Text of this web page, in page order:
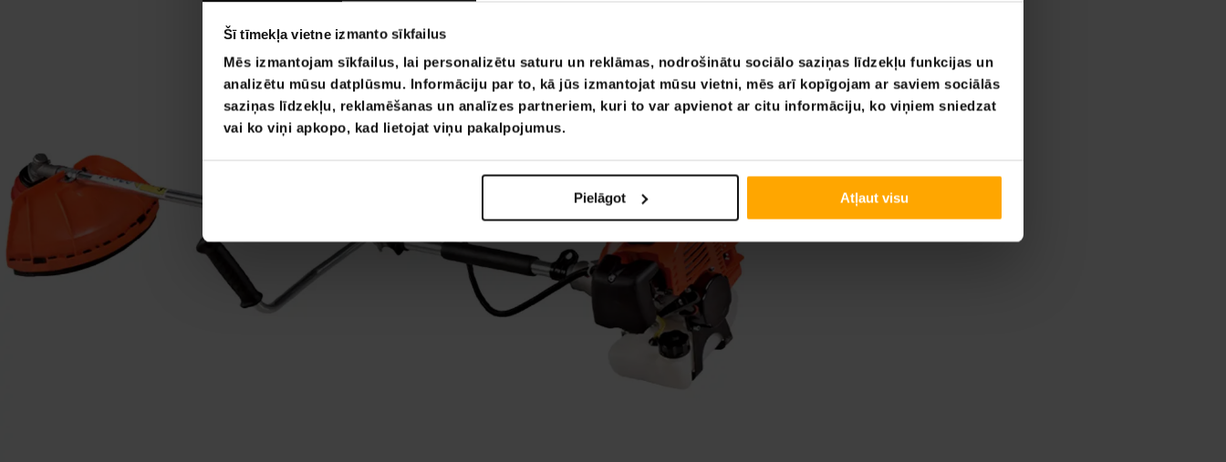
Šī tīmekļa vietne izmanto sīkfailus
Mēs izmantojam sīkfailus, lai personalizētu saturu un reklāmas, nodrošinātu sociālo saziņas līdzekļu funkcijas un
analizētu mūsu datplūsmu. Informāciju par to, kā jūs izmantojat mūsu vietni, mēs arī kopīgojam ar saviem sociālās
saziņas līdzekļu, reklamēšanas un analīzes partneriem, kuri to var apvienot ar citu informāciju, ko viņiem sniedzat
vai ko viņi apkopo, kad lietojat viņu pakalpojumus.
Pielāgot Atļaut visu